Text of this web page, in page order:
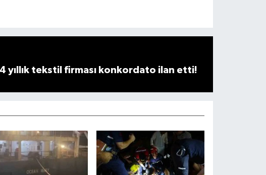
yıllık tekstil firması konkordato ilan etti!